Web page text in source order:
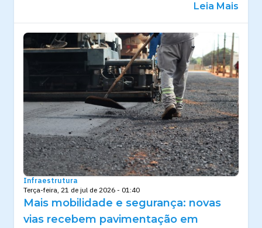
Leia Mais
Infraestrutura
Terça-feira, 21 de jul de 2026 - 01:40
Mais mobilidade e segurança: novas
vias recebem pavimentação em